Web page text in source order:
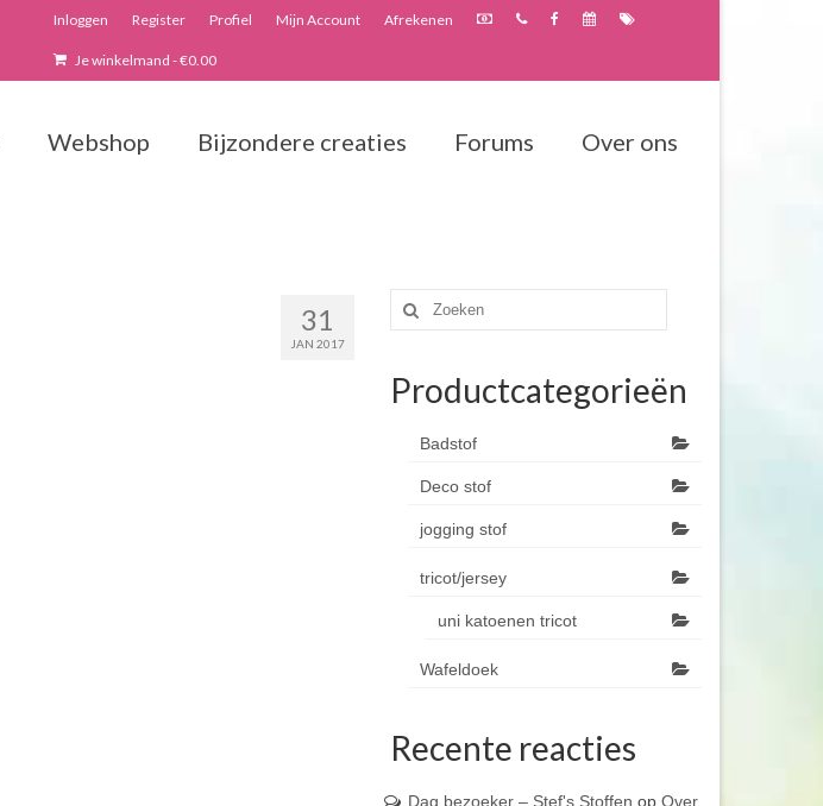
Inloggen Register Profiel Mijn Account Afrekenen
Je winkelmand -€0.00
Webshop Bijzondere creaties Forums Over ons
31
JAN 2017
Zoeken
naar:
Productcategorieën
Badstof
Deco stof
jogging stof
tricot/jersey
uni katoenen tricot
Wafeldoek
Recente reacties
Dag bezoeker – Stef's Stoffen op Over